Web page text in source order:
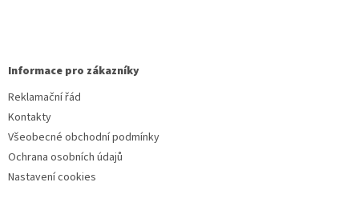
Informace pro zákazníky
Reklamační řád
Kontakty
Všeobecné obchodní podmínky
Ochrana osobních údajů
Nastavení cookies